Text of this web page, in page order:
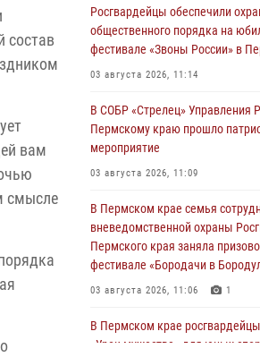
состав
вам
смысле
Росгвардейцы обеспечили
общественного порядка на
фестивале «Звоны России» в
03 августа 2026, 11:14
В СОБР «Стрелец» Управления
Пермскому краю прошло
мероприятие
03 августа 2026, 11:09
В Пермском крае семья
вневедомственной охраны
Пермского края заняла
фестивале «Бородачи в
03 августа 2026, 11:06 1
В Пермском крае
«Урок мужества» для юных